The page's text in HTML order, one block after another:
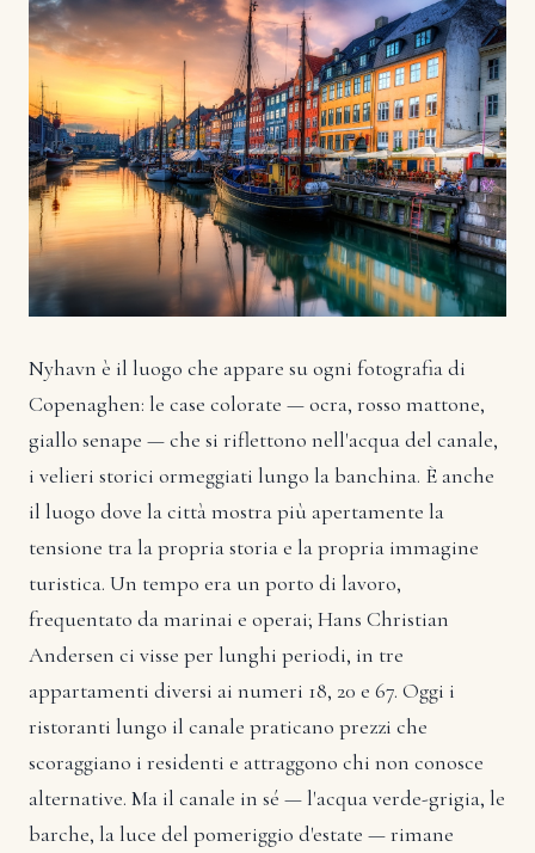
Nyhavn è il luogo che appare su ogni fotografia di
Copenaghen: le case colorate — ocra, rosso mattone,
giallo senape — che si riflettono nell'acqua del canale,
i velieri storici ormeggiati lungo la banchina. È anche
il luogo dove la città mostra più apertamente la
tensione tra la propria storia e la propria immagine
turistica. Un tempo era un porto di lavoro,
frequentato da marinai e operai; Hans Christian
Andersen ci visse per lunghi periodi, in tre
appartamenti diversi ai numeri 18, 20 e 67. Oggi i
ristoranti lungo il canale praticano prezzi che
scoraggiano i residenti e attraggono chi non conosce
alternative. Ma il canale in sé — l'acqua verde-grigia, le
barche, la luce del pomeriggio d'estate — rimane